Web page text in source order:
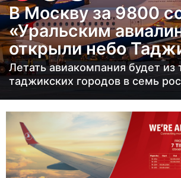
т
н
а
з
а
6
е
т
В Москву за 9800
«Уральским
открыли небо
Летать авиакомпания будет из
таджикских городов в семь